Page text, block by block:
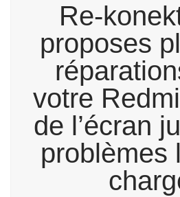
Re-
proposes
votre
de l’écran
problèmes